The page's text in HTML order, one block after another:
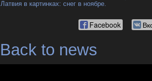
Латвия в картинках: снег в ноябре.
Facebook
Back to news